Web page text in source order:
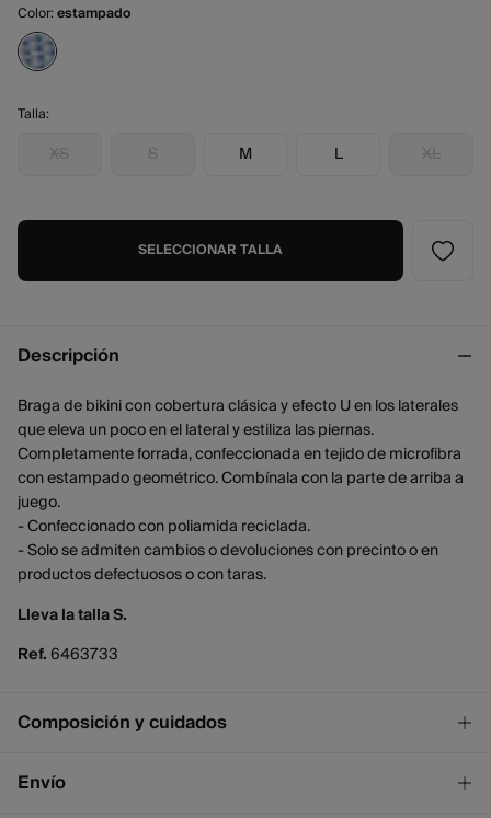
Color:estampado
Talla:
XS S M L XL
SELECCIONAR TALLA
Descripción
Braga de bikini con cobertura clásica y efecto U en los laterales
que eleva un poco en el lateral y estiliza las piernas.
Completamente forrada, confeccionada en tejido de microfibra
con estampado geométrico. Combínala con la parte de arriba a
juego.
- Confeccionado con poliamida reciclada.
- Solo se admiten cambios o devoluciones con precinto o en
productos defectuosos o con taras.
Lleva la talla S.
Ref.6463733
Composición y cuidados
Composición
Envío